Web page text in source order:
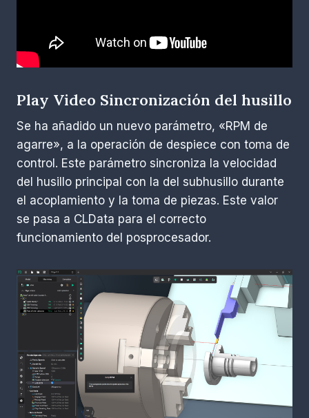
Play Video Sincronización del husillo
Se ha añadido un nuevo parámetro, «RPM de
agarre», a la operación de despiece con toma de
control. Este parámetro sincroniza la velocidad
del husillo principal con la del subhusillo durante
el acoplamiento y la toma de piezas. Este valor
se pasa a CLData para el correcto
funcionamiento del posprocesador.